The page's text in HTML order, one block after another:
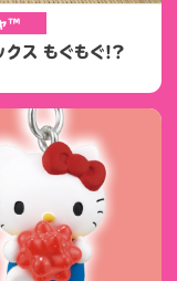
™
クス もぐもぐ!?